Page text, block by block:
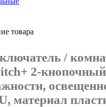
товара
/
2-
материал